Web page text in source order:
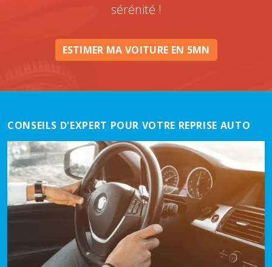
sérénité !
ESTIMER MA VOITURE EN 5MN
CONSEILS D'EXPERT POUR VOTRE REPRISE AUTO